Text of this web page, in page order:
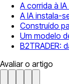
A corrida à
A IA instala-
Construído
Um modelo
B2TRADER:
Avaliar o artigo